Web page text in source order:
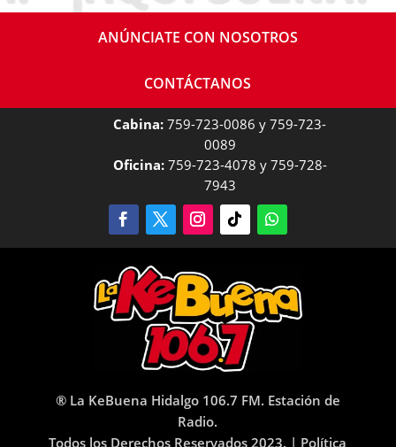
ANÚNCIATE CON NOSOTROS
CONTÁCTANOS
Cabina: 759-723-0086 y 759-723-
0089
Oficina:759-723-4078 y 759-728-
7943
® La KeBuena Hidalgo 106.7 FM. Estación de
Radio.
Todos los Derechos Reservados 2023. | Política